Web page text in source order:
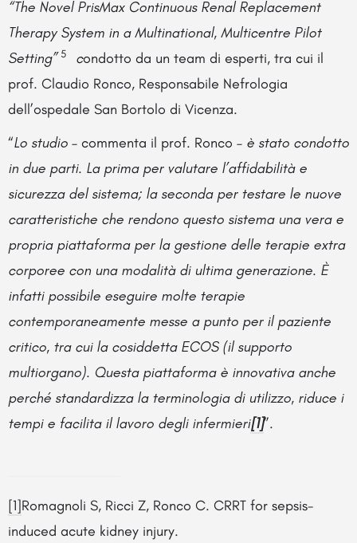
“The Novel PrisMax Continuous Renal Replacement
Therapy System in a Multinational, Multicentre Pilot
Setting”5 condotto da un team di esperti, tra cui il
prof. Claudio Ronco, Responsabile Nefrologia
dell’ospedale San Bortolo di Vicenza.
“Lo studio – commenta il prof. Ronco – è stato condotto
in due parti. La prima per valutare l’affidabilità e
sicurezza del sistema; la seconda per testare le nuove
caratteristiche che rendono questo sistema una vera e
propria piattaforma per la gestione delle terapie extra
corporee con una modalità di ultima generazione. È
infatti possibile eseguire molte terapie
contemporaneamente messe a punto per il paziente
critico, tra cui la cosiddetta ECOS (il supporto
multiorgano). Questa piattaforma è innovativa anche
perché standardizza la terminologia di utilizzo, riduce i
tempi e facilita il lavoro degli infermieri[1]”.
[1]Romagnoli S, Ricci Z, Ronco C. CRRT for sepsis-
induced acute kidney injury.